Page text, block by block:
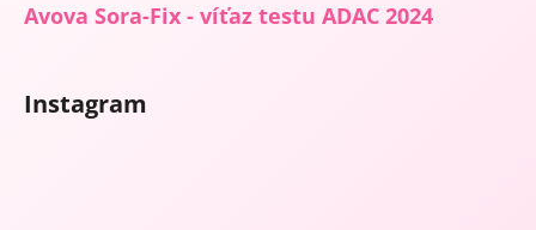
Avova Sora-Fix - víťaz testu ADAC 2024
Instagram